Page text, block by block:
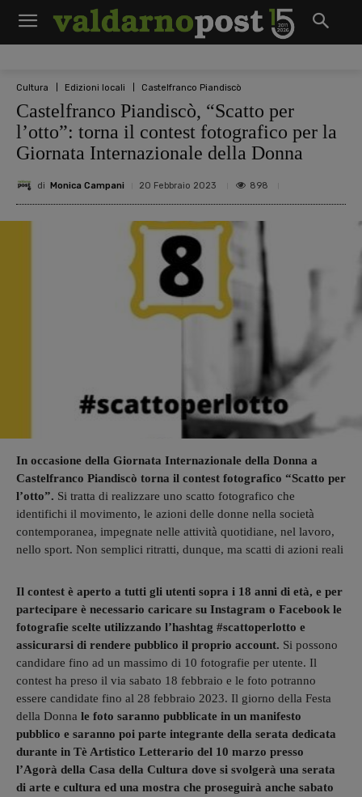
Cultura Edizioni locali Castelfranco Piandiscò
Castelfranco Piandiscò, “Scatto per
l’otto”: torna il contest fotografico per la
Giornata Internazionale della Donna
di Monica Campani 20 Febbraio 2023 898
In occasione della Giornata Internazionale della Donna a
Castelfranco Piandiscò torna il contest fotografico “Scatto per
l’otto”. Si tratta di realizzare uno scatto fotografico che
identifichi il movimento, le azioni delle donne nella società
contemporanea, impegnate nelle attività quotidiane, nel lavoro,
nello sport. Non semplici ritratti, dunque, ma scatti di azioni reali
Il contest è aperto a tutti gli utenti sopra i 18 anni di età, e per
partecipare è necessario caricare su Instagram o Facebook le
fotografie scelte utilizzando l’hashtag #scattoperlotto e
assicurarsi di rendere pubblico il proprio account. Si possono
candidare fino ad un massimo di 10 fotografie per utente. Il
contest ha preso il via sabato 18 febbraio e le foto potranno
essere candidate fino al 28 febbraio 2023. Il giorno della Festa
della Donna le foto saranno pubblicate in un manifesto
pubblico e saranno poi parte integrante della serata dedicata
durante in Tè Artistico Letterario del 10 marzo presso
l’Agorà della Casa della Cultura dove si svolgerà una serata
di arte e cultura ed una mostra che proseguirà anche sabato